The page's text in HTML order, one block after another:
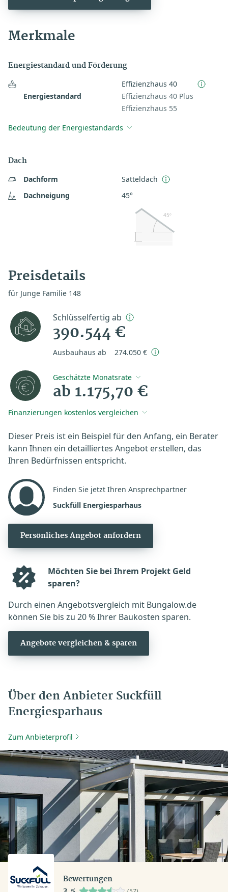
Merkmale
Energiestandard und Förderung
Energiestandard
Effizienzhaus 40
Effizienzhaus 40 Plus
Effizienzhaus 55
Bedeutung der Energiestandards
Dach
Dachform
Satteldach
Dachneigung
45°
45º
Preisdetails
für Junge Familie 148
Schlüsselfertig ab
390.544 €
Ausbauhaus ab 274.050 €
Geschätzte Monatsrate
ab 1.175,70 €
Finanzierungen kostenlos vergleichen
Dieser Preis ist ein Beispiel für den Anfang, ein Berater
kann Ihnen ein detailliertes Angebot erstellen, das
Ihren Bedürfnissen entspricht.
Finden Sie jetzt Ihren Ansprechpartner
Suckfüll Energiesparhaus
Persönliches Angebot anfordern
Möchten Sie bei Ihrem Projekt Geld
sparen?
Durch einen Angebotsvergleich mit Bungalow.de
können Sie bis zu 20 % Ihrer Baukosten sparen.
Angebote vergleichen & sparen
Über den Anbieter Suckfüll
Energiesparhaus
Zum Anbieterprofil
Bewertungen